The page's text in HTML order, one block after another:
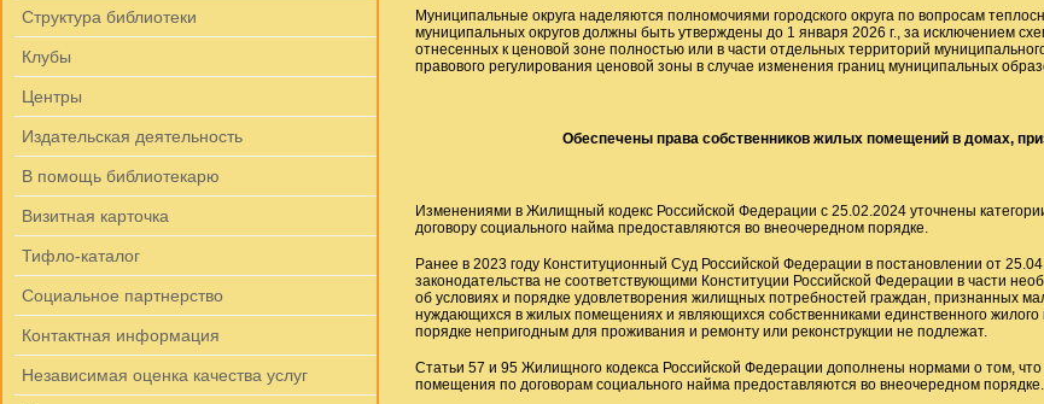
Структура библиотеки
Клубы
Центры
Издательская деятельность
В помощь библиотекарю
Визитная карточка
Тифло-каталог
Социальное партнерство
Контактная информация
Независимая оценка качества услуг
Муниципальные округа наделяются полномочиями городского округа по вопросам
муниципальных округов должны быть утверждены до 1 января 2026 г., за исключением
отнесенных к ценовой зоне полностью или в части отдельных территорий
правового регулирования ценовой зоны в случае изменения границ муниципальных
Обеспечены права собственников жилых помещений в домах,
Изменениями в Жилищный кодекс Российской Федерации с 25.02.2024 уточнены
договору социального найма предоставляются во внеочередном порядке.
Ранее в 2023 году Конституционный Суд Российской Федерации в постановлении от
законодательства не соответствующими Конституции Российской Федерации в части
об условиях и порядке удовлетворения жилищных потребностей граждан, признанных
нуждающихся в жилых помещениях и являющихся собственниками единственного
порядке непригодным для проживания и ремонту или реконструкции не подлежат.
Статьи 57 и 95 Жилищного кодекса Российской Федерации дополнены нормами о том,
помещения по договорам социального найма предоставляются во внеочередном порядке.